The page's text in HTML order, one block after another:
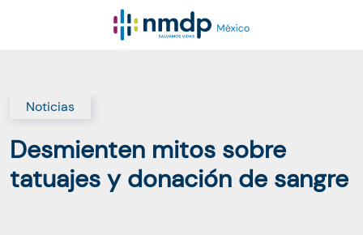
Noticias
Desmienten mitos sobre
tatuajes y donación de sangre